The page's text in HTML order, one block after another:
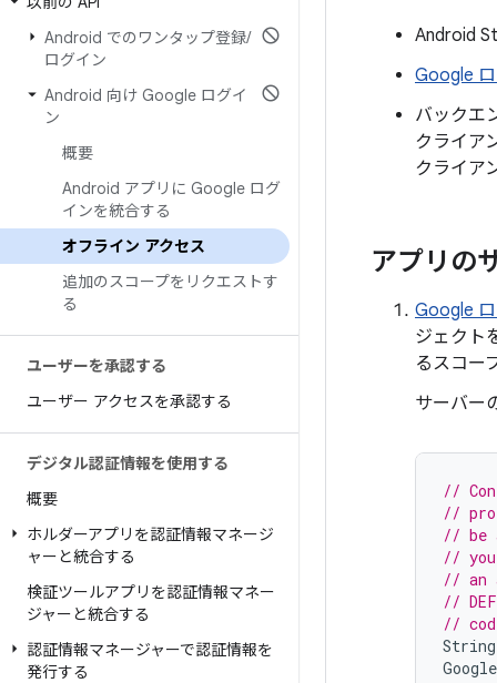
Android でのワンタップ登録/
ログイン
Android 向け Google ログイ
ン
概要
Android アプリに Google ログ
インを統合する
オフライン アクセス
追加のスコープをリクエストす
る
ユーザーを承認する
ユーザー アクセスを承認する
デジタル認証情報を使用する
概要
ホルダーアプリを認証情報マネージ
ャーと統合する
検証ツールアプリを認証情報マネー
ジャーと統合する
認証情報マネージャーで認証情報を
発行する
Android
Google
バックエ
クライア
クライア
アプリの
Google
ジェクト
るスコー
サーバー
//
//
// be
//
// an
//
//
String